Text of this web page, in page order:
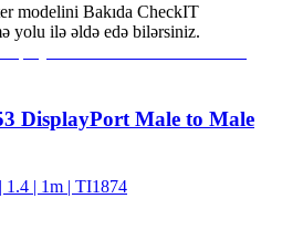
modelini Bakıda CheckIT
yolu ilə əldə edə bilərsiniz.
DisplayPort Male to Male
| 1m | TI1874